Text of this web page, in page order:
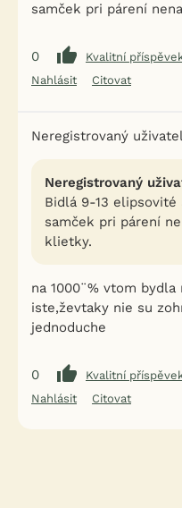
samček pri párení
0
Kvalitní
Nahlásit
Citovat
Neregistrovaný
Neregistrovaný
Bidlá 9-13
samček pri párení
klietky.
na 1000¨% vtom
iste,ževtaky nie su
jednoduche
0
Kvalitní
Nahlásit
Citovat